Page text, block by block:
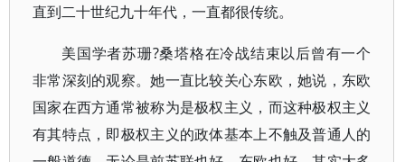
直到二十世纪九十年代，一直都很传统。
美国学者苏珊?桑塔格在冷战结束以后曾有一个
非常深刻的观察。她一直比较关心东欧，她说，东欧
国家在西方通常被称为是极权主义，而这种极权主义
有其特点，即极权主义的政体基本上不触及普通人的